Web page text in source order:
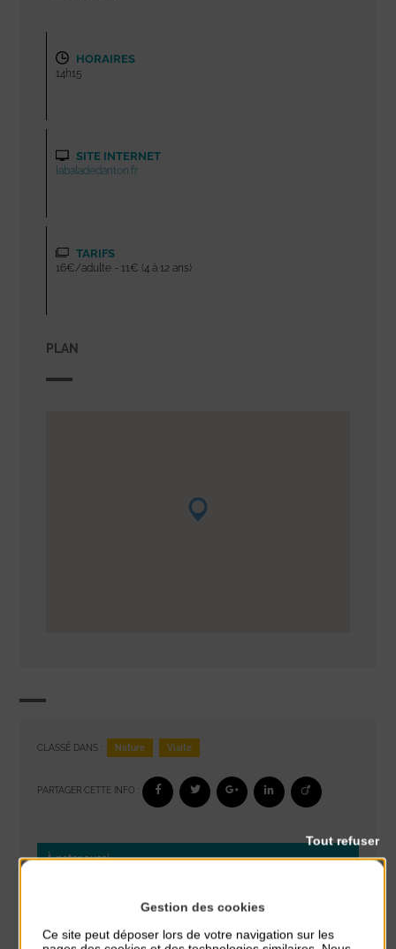
HORAIRES
14h15
SITE INTERNET
labaladedanton.fr
TARIFS
16€/adulte - 11€ (4 à 12 ans)
PLAN
CLASSÉ DANS : Nature Visite
PARTAGER CETTE INFO :
À noter aussi
Plage du passous
Gestion des cookies
Ce site peut déposer lors de votre navigation sur les
Tout refuser